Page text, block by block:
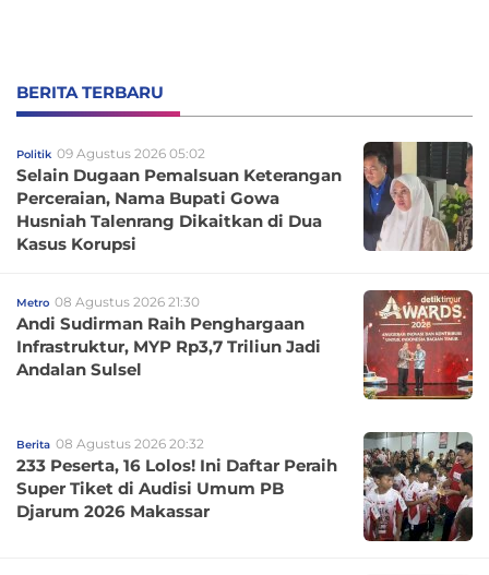
BERITA TERBARU
Politik 09 Agustus 2026 05:02
Selain Dugaan Pemalsuan Keterangan
Perceraian, Nama Bupati Gowa
Husniah Talenrang Dikaitkan di Dua
Kasus Korupsi
Metro 08 Agustus 2026 21:30
Andi Sudirman Raih Penghargaan
Infrastruktur, MYP Rp3,7 Triliun Jadi
Andalan Sulsel
Berita 08 Agustus 2026 20:32
233 Peserta, 16 Lolos! Ini Daftar Peraih
Super Tiket di Audisi Umum PB
Djarum 2026 Makassar